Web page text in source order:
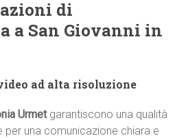
di
a San Giovanni in
ad alta risoluzione
Urmetgarantiscono una qualità
per una comunicazione chiara e